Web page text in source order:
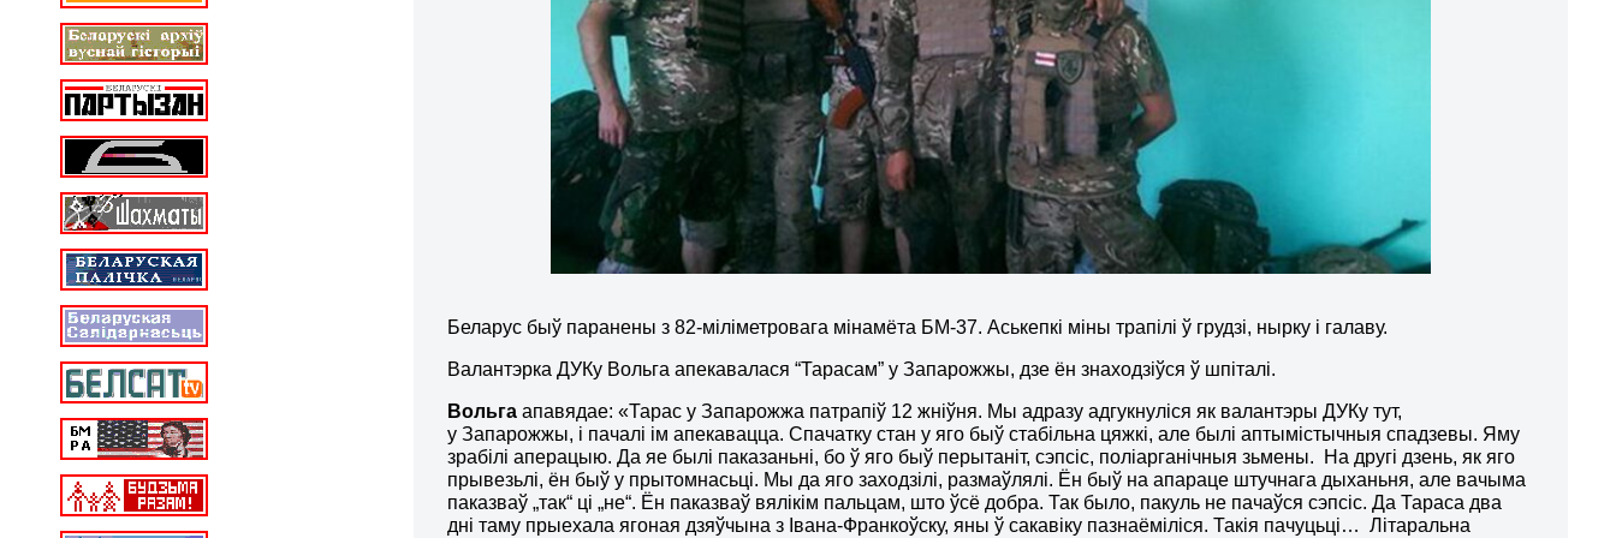
Беларус быў паранены з 82-міліметровага мінамёта БМ-37. Аськепкі міны трапілі ў грудзі, нырку і галаву.
Валантэрка ДУКу Вольга апекавалася “Тарасам” у Запарожжы, дзе ён знаходзіўся ў шпіталі.
Вольгаапавядае: «Тарас у Запарожжа патрапіў 12 жніўня. Мы адразу адгукнуліся як валантэры ДУКу тут,
у Запарожжы, і пачалі ім апекавацца. Спачатку стан у яго быў стабільна цяжкі, але былі аптымістычныя спадзевы. Яму
зрабілі аперацыю. Да яе былі паказаньні, бо ў яго быў перытаніт, сэпсіс, поліарганічныя зьмены. На другі дзень, як яго
прывезьлі, ён быў у прытомнасьці. Мы да яго заходзілі, размаўлялі. Ён быў на апараце штучнага дыханьня, але вачыма
паказваў „так“ ці „не“. Ён паказваў вялікім пальцам, што ўсё добра. Так было, пакуль не пачаўся сэпсіс. Да Тараса два
дні таму прыехала ягоная дзяўчына з Івана-Франкоўску, яны ў сакавіку пазнаёміліся. Такія пачуцьці… Літаральна